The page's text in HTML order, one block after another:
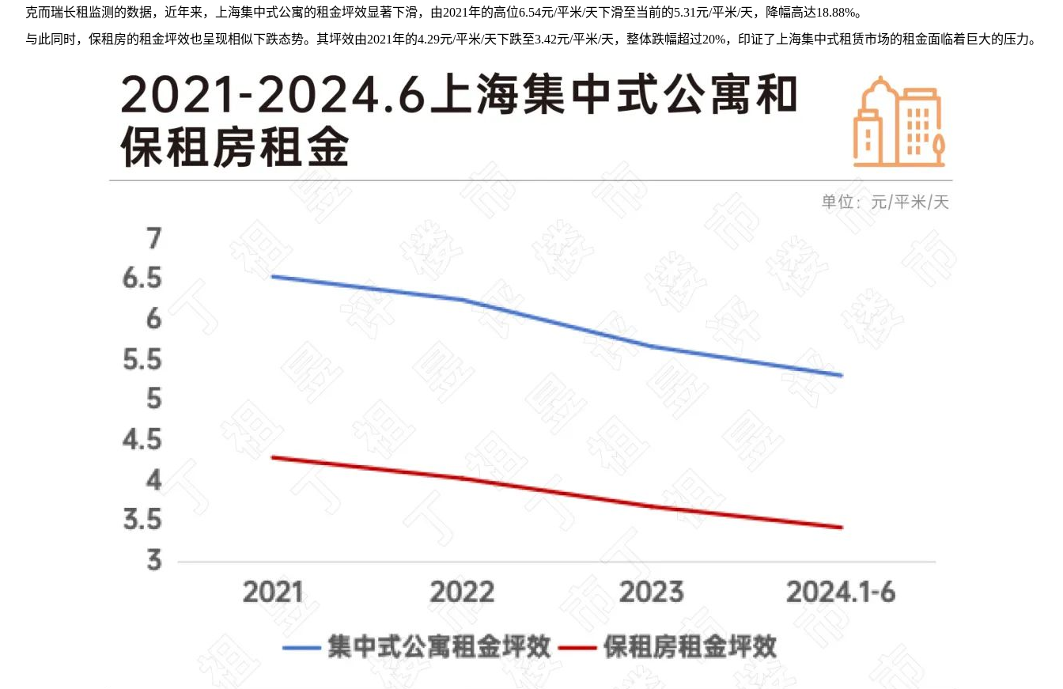
克而瑞长租监测的数据，近年来，上海集中式公寓的租金坪效显著下滑，由2021年的高位6.54元/平米/天下滑至当前的5.31元/平米/天，降幅高达18.88%。
与此同时，保租房的租金坪效也呈现相似下跌态势。其坪效由2021年的4.29元/平米/天下跌至3.42元/平米/天，整体跌幅超过20%，印证了上海集中式租赁市场的租金面临着巨大的压力。